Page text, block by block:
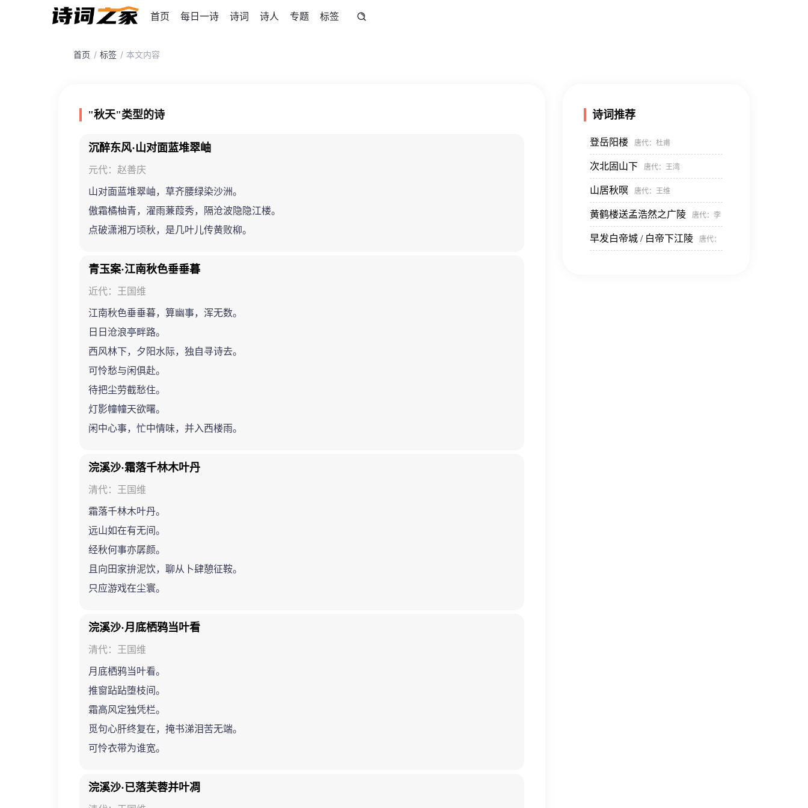
首页 每日一诗 诗词 诗人 专题 标签
首页 标签 本文内容
"秋天"类型的诗
沉醉东风·山对面蓝堆翠岫
元代：赵善庆
山对面蓝堆翠岫，草齐腰绿染沙洲。
傲霜橘柚青，濯雨蒹葭秀，隔沧波隐隐江楼。
点破潇湘万顷秋，是几叶儿传黄败柳。
青玉案·江南秋色垂垂暮
近代：王国维
江南秋色垂垂暮，算幽事，浑无数。
日日沧浪亭畔路。
西风林下，夕阳水际，独自寻诗去。
可怜愁与闲俱赴。
待把尘劳截愁住。
灯影幢幢天欲曙。
闲中心事，忙中情味，并入西楼雨。
浣溪沙·霜落千林木叶丹
清代：王国维
霜落千林木叶丹。
远山如在有无间。
经秋何事亦孱颜。
且向田家拚泥饮，聊从卜肆憩征鞍。
只应游戏在尘寰。
浣溪沙·月底栖鸦当叶看
清代：王国维
月底栖鸦当叶看。
推窗跕跕堕枝间。
霜高风定独凭栏。
觅句心肝终复在，掩书涕泪苦无端。
可怜衣带为谁宽。
浣溪沙·已落芙蓉并叶凋
诗词推荐
登岳阳楼 唐代：杜甫
次北固山下 唐代：王湾
山居秋暝 唐代：王维
黄鹤楼送孟浩然之广陵 唐代：李
白
早发白帝城 / 白帝下江陵 唐代：